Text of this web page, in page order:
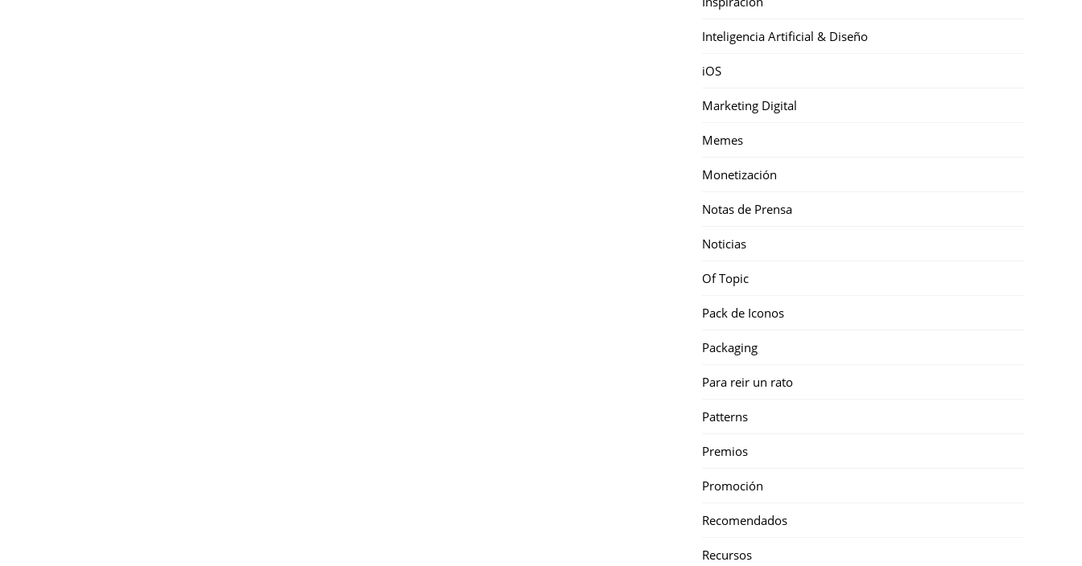
Inteligencia Artificial & Diseño
iOS
Marketing Digital
Memes
Monetización
Notas de Prensa
Noticias
Of Topic
Pack de Iconos
Packaging
Para reir un rato
Patterns
Premios
Promoción
Recomendados
Recursos